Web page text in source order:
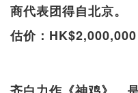
商代表团得自北京。
估价：